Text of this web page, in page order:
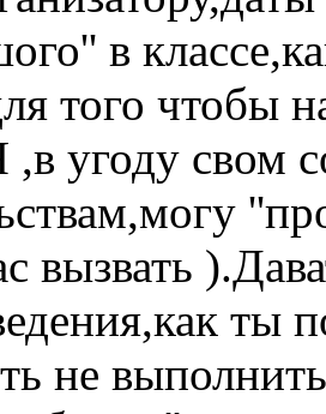
в
того чтобы
,в угоду свом
вызвать
ты
не